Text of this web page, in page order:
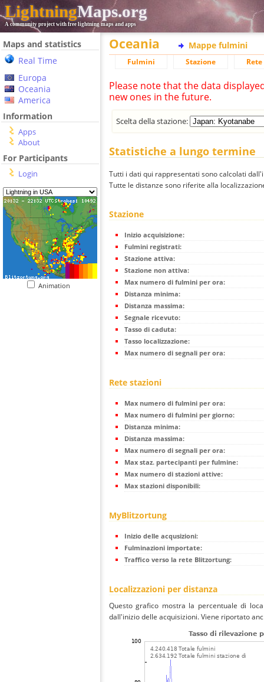
LightningMaps.org
A community project with free lightning maps and apps
Maps and statistics
Real Time
Europa
Oceania
America
Information
Apps
About
For Participants
Login
Animation
Oceania Mappe fulmini
Fulmini Stazione
Please note that the data
new ones in the future.
Scelta della stazione:
Statistiche a lungo termine
Tutti i dati qui rappresentati sono calcolati
Tutte le distanze sono riferite alla
Stazione
Inizio acquisizione:
Fulmini registrati:
Stazione attiva:
Stazione non attiva:
Max numero di fulmini per ora:
Distanza minima:
Distanza massima:
Segnale ricevuto:
Tasso di caduta:
Tasso localizzazione:
Max numero di segnali per ora:
Rete stazioni
Max numero di fulmini per ora:
Max numero di fulmini per giorno:
Distanza minima:
Distanza massima:
Max numero di segnali per ora:
Max staz. partecipanti per fulmine:
Max numero di stazioni attive:
Max stazioni disponibili:
MyBlitzortung
Inizio delle acqusizioni:
Fulminazioni importate:
Traffico verso la rete Blitzortung:
Localizzazioni per distanza
Questo grafico mostra la percentuale di
dall'inizio delle acquisizioni. Viene riportato